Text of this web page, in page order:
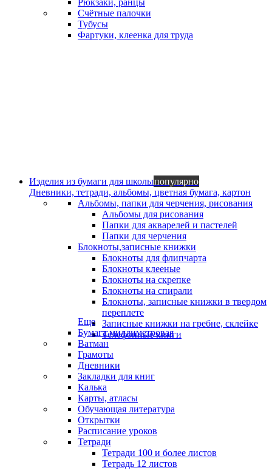
Рюкзаки, ранцы
Счётные палочки
Тубусы
Фартуки, клеенка для труда
Изделия из бумаги для школыпопулярно
Дневники, тетради, альбомы, цветная бумага, картон
Альбомы, папки для черчения, рисования
Альбомы для рисования
Папки для акварелей и пастелей
Папки для черчения
Блокноты,записные книжки
Блокноты для флипчарта
Блокноты клееные
Блокноты на скрепке
Блокноты на спирали
Блокноты, записные книжки в твердом
переплете
Записные книжки на гребне, склейке
Телефонные книги
Еще
Бумага миллиметровая
Ватман
Грамоты
Дневники
Закладки для книг
Калька
Карты, атласы
Обучающая литература
Открытки
Расписание уроков
Тетради
Тетради 100 и более листов
Тетрадь 12 листов